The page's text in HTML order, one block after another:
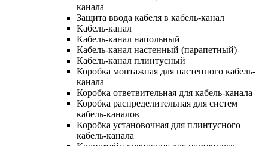
канала
Защита ввода кабеля в кабель-канал
Кабель-канал
Кабель-канал напольный
Кабель-канал настенный (парапетный)
Кабель-канал плинтусный
Коробка монтажная для настенного кабель-
канала
Коробка ответвительная для кабель-канала
Коробка распределительная для систем
кабель-каналов
Коробка установочная для плинтусного
кабель-канала